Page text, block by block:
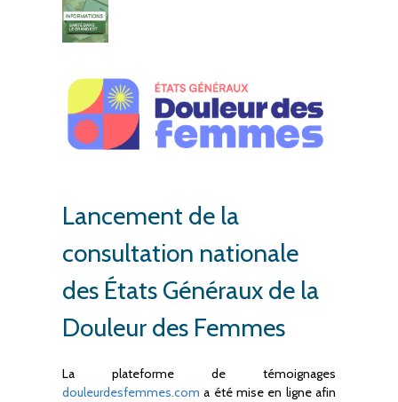
Lancement de la
consultation nationale
des États Généraux de la
Douleur des Femmes
La plateforme de témoignages
douleurdesfemmes.com a été mise en ligne afin